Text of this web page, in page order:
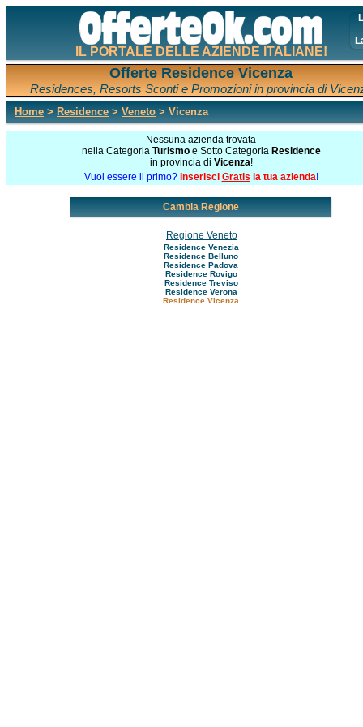
IL PORTALE DELLE AZIENDE ITALIANE!
Offerte Residence Vicenza
Residences, Resorts Sconti e Promozioni in provincia di
Home > Residence > Veneto > Vicenza
Nessuna azienda trovata
nella Categoria Turismoe Sotto Categoria Residence
in provincia di Vicenza!
Vuoi essere il primo? Inserisci Gratis la tua azienda!
Cambia Regione
Regione Veneto
Residence Venezia
Residence Belluno
Residence Padova
Residence Rovigo
Residence Treviso
Residence Verona
Residence Vicenza